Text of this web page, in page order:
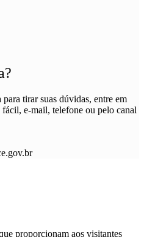
tirar suas dúvidas, entre em
e-mail, telefone ou pelo canal
proporcionam aos visitantes